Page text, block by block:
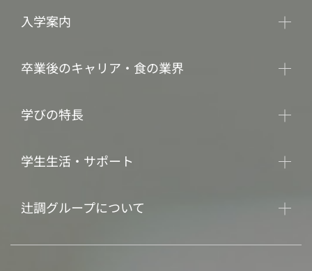
入学案内
卒業後のキャリア・食の業界
学びの特長
学生生活・サポート
辻調グループについて